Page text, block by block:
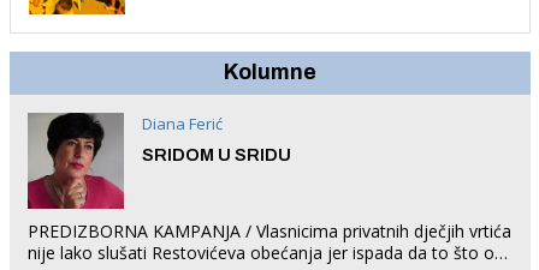
Kolumne
Diana Ferić
SRIDOM U SRIDU
PREDIZBORNA KAMPANJA / Vlasnicima privatnih dječjih vrtića
nije lako slušati Restovićeva obećanja jer ispada da to što oni